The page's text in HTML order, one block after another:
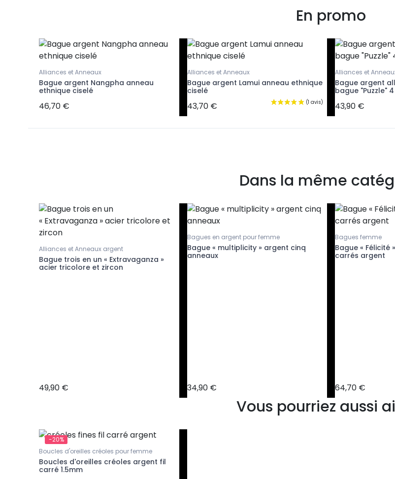
En promo
Alliances et Anneaux
Bague argent Nangpha anneau
ethnique ciselé
46,70 €
Alliances et Anneaux
Bague argent Lamui anneau ethnique
ciselé
43,70 €
Alliances et
Bague argent
bague "Puzzle"
43,90 €
Dans la même
Alliances et Anneaux argent
Bague trois en un « Extravaganza »
acier tricolore et zircon
49,90 €
Bagues en argent pour femme
Bague « multiplicity » argent cinq
anneaux
34,90 €
Bagues femme
Bague « Félicité
carrés argent
64,70 €
Vous pourriez aussi
-20%
Boucles d'oreilles créoles pour femme
Boucles d'oreilles créoles argent fil
carré 1.5mm